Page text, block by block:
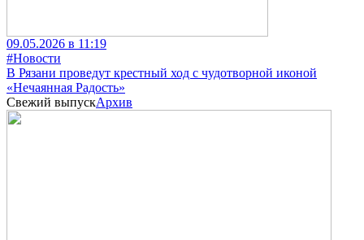
09.05.2026 в 11:19
#Новости
В Рязани проведут крестный ход с чудотворной иконой
«Нечаянная Радость»
Свежий выпускАрхив